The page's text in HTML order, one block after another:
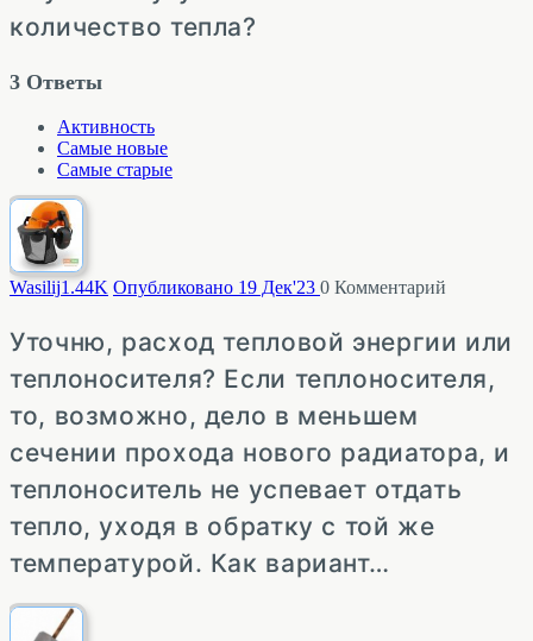
количество тепла?
3 Ответы
Активность
Самые новые
Самые старые
Wasilij1.44K Опубликовано 19 Дек'23 0 Комментарий
Уточню, расход тепловой энергии или
теплоносителя? Если теплоносителя,
то, возможно, дело в меньшем
сечении прохода нового радиатора, и
теплоноситель не успевает отдать
тепло, уходя в обратку с той же
температурой. Как вариант…